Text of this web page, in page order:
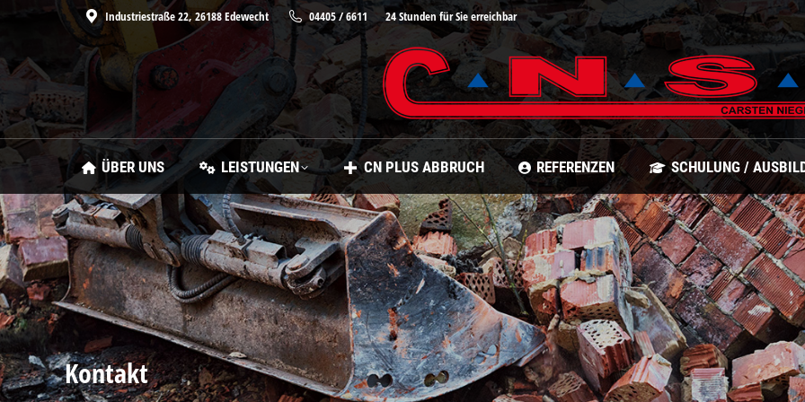
Industriestraße 22, 26188 Edewecht 04405 / 6611 24 Stunden für Sie erreichbar
ÜBER UNS
LEISTUNGEN CN PLUS ABBRUCH REFERENZEN SCHULUNG /
Kontakt
Sie befinden sich hier: